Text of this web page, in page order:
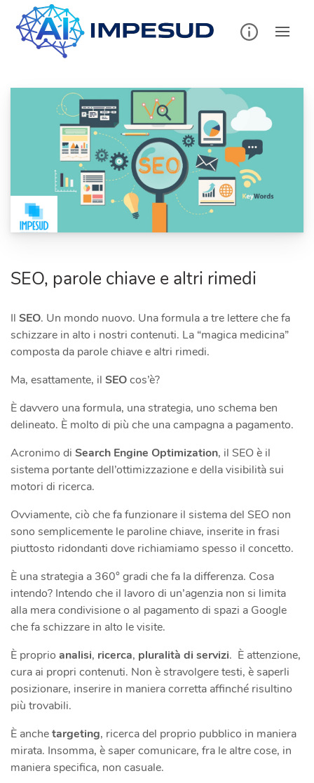
content
SEO, parole chiave e altri rimedi
Il SEO. Un mondo nuovo. Una formula a tre lettere che fa
schizzare in alto i nostri contenuti. La “magica medicina”
composta da parole chiave e altri rimedi.
Ma, esattamente, il SEOcos’è?
È davvero una formula, una strategia, uno schema ben
delineato. È molto di più che una campagna a pagamento.
Acronimo di Search Engine Optimization, il SEO è il
sistema portante dell’ottimizzazione e della visibilità sui
motori di ricerca.
Ovviamente, ciò che fa funzionare il sistema del SEO non
sono semplicemente le paroline chiave, inserite in frasi
piuttosto ridondanti dove richiamiamo spesso il concetto.
È una strategia a 360° gradi che fa la differenza. Cosa
intendo? Intendo che il lavoro di un’agenzia non si limita
alla mera condivisione o al pagamento di spazi a Google
che fa schizzare in alto le visite.
È proprio analisi, ricerca, pluralità di servizi. È attenzione,
cura ai propri contenuti. Non è stravolgere testi, è saperli
posizionare, inserire in maniera corretta affinché risultino
più trovabili.
È anchetargeting, ricerca del proprio pubblico in maniera
mirata. Insomma, è saper comunicare, fra le altre cose, in
maniera specifica, non casuale.